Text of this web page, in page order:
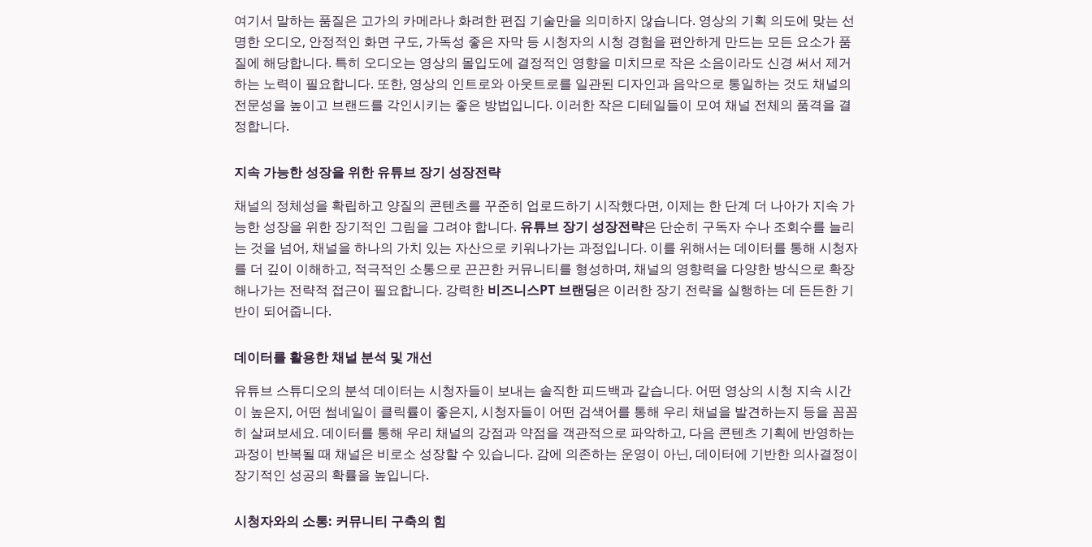
여기서 말하는 품질은 고가의 카메라나 화려한 편집 기술만을 의미하지 않습니다. 영상의 기획 의도에 맞는 선
명한 오디오, 안정적인 화면 구도, 가독성 좋은 자막 등 시청자의 시청 경험을 편안하게 만드는 모든 요소가 품
질에 해당합니다. 특히 오디오는 영상의 몰입도에 결정적인 영향을 미치므로 작은 소음이라도 신경 써서 제거
하는 노력이 필요합니다. 또한, 영상의 인트로와 아웃트로를 일관된 디자인과 음악으로 통일하는 것도 채널의
전문성을 높이고 브랜드를 각인시키는 좋은 방법입니다. 이러한 작은 디테일들이 모여 채널 전체의 품격을 결
정합니다.
지속 가능한 성장을 위한 유튜브 장기 성장전략
채널의 정체성을 확립하고 양질의 콘텐츠를 꾸준히 업로드하기 시작했다면, 이제는 한 단계 더 나아가 지속 가
능한 성장을 위한 장기적인 그림을 그려야 합니다. 유튜브 장기 성장전략은 단순히 구독자 수나 조회수를 늘리
는 것을 넘어, 채널을 하나의 가치 있는 자산으로 키워나가는 과정입니다. 이를 위해서는 데이터를 통해 시청자
를 더 깊이 이해하고, 적극적인 소통으로 끈끈한 커뮤니티를 형성하며, 채널의 영향력을 다양한 방식으로 확장
해나가는 전략적 접근이 필요합니다. 강력한 비즈니스PT 브랜딩은 이러한 장기 전략을 실행하는 데 든든한 기
반이 되어줍니다.
데이터를 활용한 채널 분석 및 개선
유튜브 스튜디오의 분석 데이터는 시청자들이 보내는 솔직한 피드백과 같습니다. 어떤 영상의 시청 지속 시간
이 높은지, 어떤 썸네일이 클릭률이 좋은지, 시청자들이 어떤 검색어를 통해 우리 채널을 발견하는지 등을 꼼꼼
히 살펴보세요. 데이터를 통해 우리 채널의 강점과 약점을 객관적으로 파악하고, 다음 콘텐츠 기획에 반영하는
과정이 반복될 때 채널은 비로소 성장할 수 있습니다. 감에 의존하는 운영이 아닌, 데이터에 기반한 의사결정이
장기적인 성공의 확률을 높입니다.
시청자와의 소통: 커뮤니티 구축의 힘